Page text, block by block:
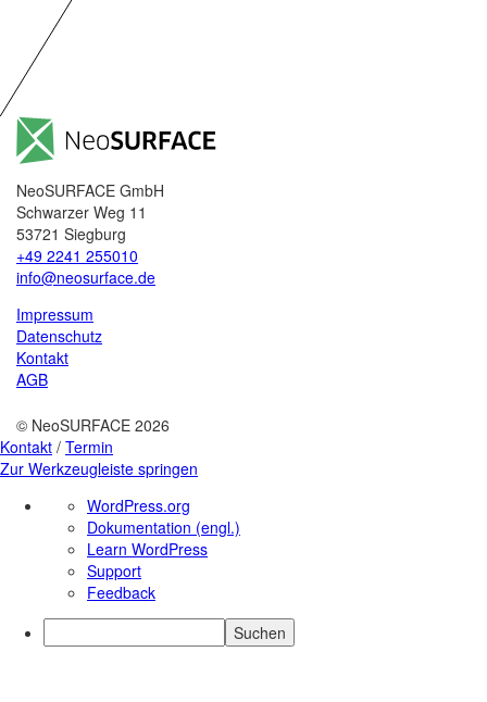
NeoSURFACE GmbH
Schwarzer Weg 11
53721 Siegburg
+49 2241 255010
info@neosurface.de
Impressum
Datenschutz
Kontakt
AGB
© NeoSURFACE 2026
Kontakt / Termin
Zur Werkzeugleiste springen
Über
WordPress
WordPress.org
Dokumentation (engl.)
Learn WordPress
Support
Feedback
Suchen